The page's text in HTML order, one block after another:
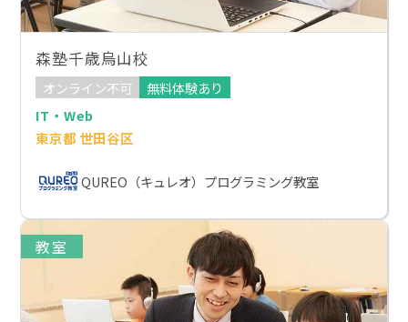
森塾千歳烏山校
オンライン不可
無料体験あり
IT・Web
東京都 世田谷区
QUREO（キュレオ）プログラミング教室
教室